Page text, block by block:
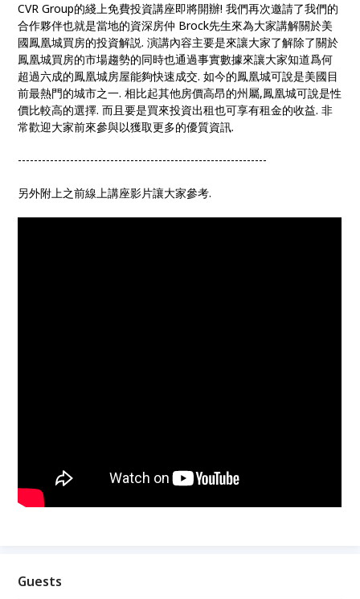
CVR Group的綫上免費投資講座即將開辦! 我們再次邀請了我們的
合作夥伴也就是當地的資深房仲 Brock先生來為大家講解關於美
國鳳凰城買房的投資解説. 演講內容主要是來讓大家了解除了關於
鳳凰城買房的市場趨勢的同時也通過事實數據來讓大家知道爲何
超過六成的鳳凰城房屋能夠快速成交. 如今的鳳凰城可說是美國目
前最熱門的城市之一. 相比起其他房價高昂的州屬,鳳凰城可說是性
價比較高的選擇. 而且要是買來投資出租也可享有租金的收益. 非
常歡迎大家前來參與以獲取更多的優質資訊.
--------------------------------------------------------------
另外附上之前線上講座影片讓大家參考.
Guests